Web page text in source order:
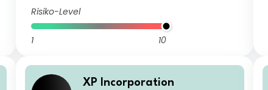
Risiko-Level
1 10
XP Incorporation